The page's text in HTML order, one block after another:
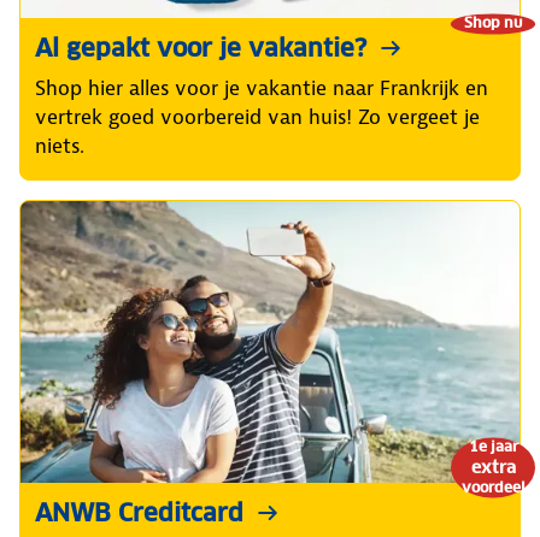
Shop nu
Al gepakt voor je vakantie?
Shop hier alles voor je vakantie naar Frankrijk en
vertrek goed voorbereid van huis! Zo vergeet je
niets.
1e jaar
extra
voordeel
ANWB Creditcard